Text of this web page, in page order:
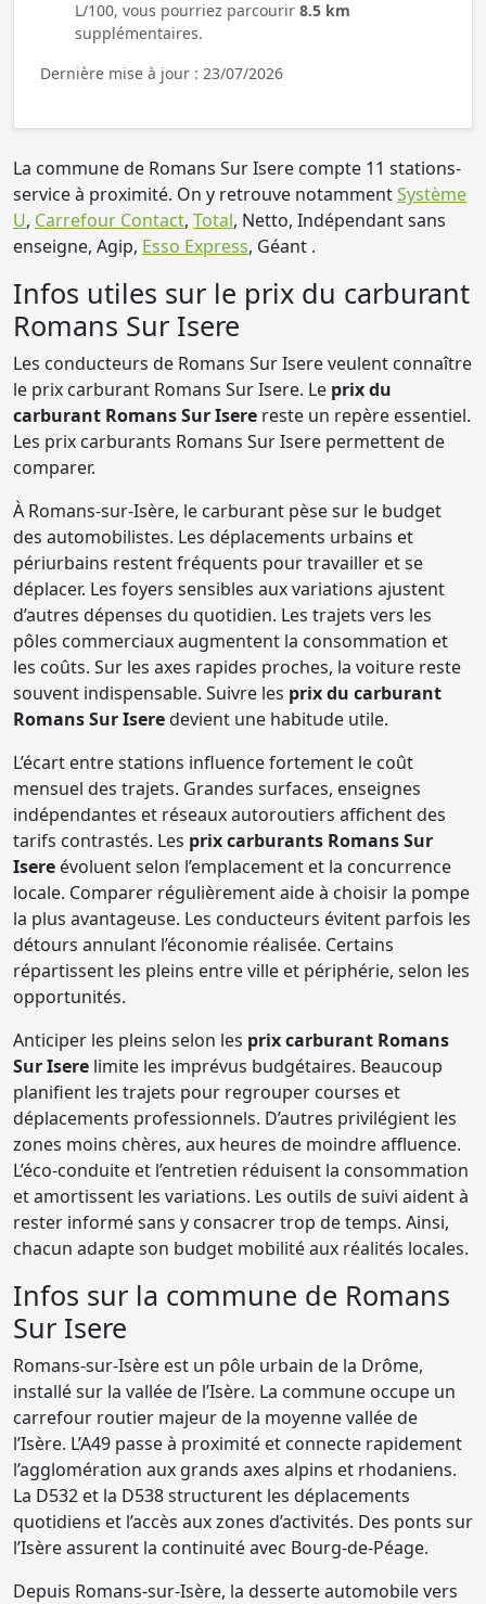
L/100, vous pourriez parcourir 8.5 km
supplémentaires.
Dernière mise à jour : 23/07/2026
La commune de Romans Sur Isere compte 11 stations-
service à proximité. On y retrouve notammentSystème
U, Carrefour Contact, Total, Netto, Indépendant sans
enseigne, Agip, Esso Express, Géant .
Infos utiles sur le prix du carburant
Romans Sur Isere
Les conducteurs de Romans Sur Isere veulent connaître
le prix carburant Romans Sur Isere. Le prix du
carburant Romans Sur Isere reste un repère essentiel.
Les prix carburants Romans Sur Isere permettent de
comparer.
À Romans-sur-Isère, le carburant pèse sur le budget
des automobilistes. Les déplacements urbains et
périurbains restent fréquents pour travailler et se
déplacer. Les foyers sensibles aux variations ajustent
d’autres dépenses du quotidien. Les trajets vers les
pôles commerciaux augmentent la consommation et
les coûts. Sur les axes rapides proches, la voiture reste
souvent indispensable. Suivre les prix du carburant
Romans Sur Iseredevient une habitude utile.
L’écart entre stations influence fortement le coût
mensuel des trajets. Grandes surfaces, enseignes
indépendantes et réseaux autoroutiers affichent des
tarifs contrastés. Les prix carburants Romans Sur
Isere évoluent selon l’emplacement et la concurrence
locale. Comparer régulièrement aide à choisir la pompe
la plus avantageuse. Les conducteurs évitent parfois les
détours annulant l’économie réalisée. Certains
répartissent les pleins entre ville et périphérie, selon les
opportunités.
Anticiper les pleins selon les prix carburant Romans
Sur Isere limite les imprévus budgétaires. Beaucoup
planifient les trajets pour regrouper courses et
déplacements professionnels. D’autres privilégient les
zones moins chères, aux heures de moindre affluence.
L’éco-conduite et l’entretien réduisent la consommation
et amortissent les variations. Les outils de suivi aident à
rester informé sans y consacrer trop de temps. Ainsi,
chacun adapte son budget mobilité aux réalités locales.
Infos sur la commune de Romans
Sur Isere
Romans-sur-Isère est un pôle urbain de la Drôme,
installé sur la vallée de l’Isère. La commune occupe un
carrefour routier majeur de la moyenne vallée de
l’Isère. L’A49 passe à proximité et connecte rapidement
l’agglomération aux grands axes alpins et rhodaniens.
La D532 et la D538 structurent les déplacements
quotidiens et l’accès aux zones d’activités. Des ponts sur
l’Isère assurent la continuité avec Bourg-de-Péage.
Depuis Romans-sur-Isère, la desserte automobile vers